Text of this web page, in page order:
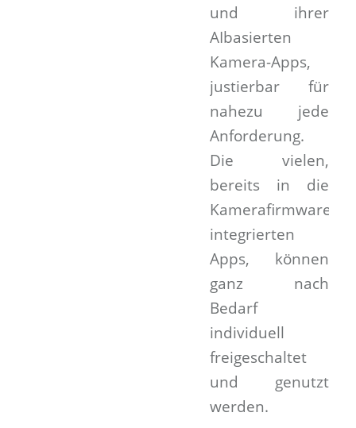
und ihrer
AIbasierten
Kamera-Apps,
justierbar für
nahezu jede
Anforderung.
Die vielen,
bereits in die
Kamerafirmware
integrierten
Apps, können
ganz nach
Bedarf
individuell
freigeschaltet
und genutzt
werden.